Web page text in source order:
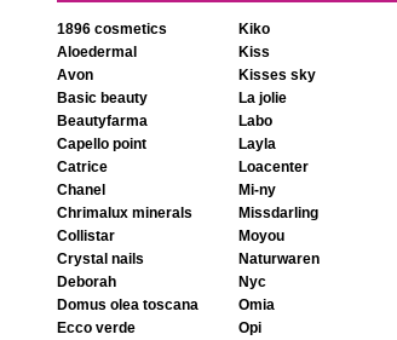
1896 cosmetics
aloedermal
avon
basic beauty
beautyfarma
capello point
catrice
chanel
chrimalux minerals
collistar
crystal nails
deborah
domus olea toscana
ecco verde
kiko
kiss
kisses sky
la jolie
labo
layla
loacenter
mi-ny
missdarling
moyou
naturwaren
nyc
omia
opi